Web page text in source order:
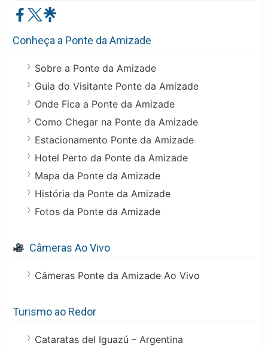
Conheça a Ponte da Amizade
Sobre a Ponte da Amizade
Guia do Visitante Ponte da Amizade
Onde Fica a Ponte da Amizade
Como Chegar na Ponte da Amizade
Estacionamento Ponte da Amizade
Hotel Perto da Ponte da Amizade
Mapa da Ponte da Amizade
História da Ponte da Amizade
Fotos da Ponte da Amizade
Câmeras Ao Vivo
Câmeras Ponte da Amizade Ao Vivo
Turismo ao Redor
Cataratas del Iguazú – Argentina